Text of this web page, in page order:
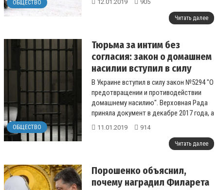
ОБЩЕСТВО 12.01.2019 905
Читать далее
ОБЩЕСТВО
Тюрьма за интим без
согласия: закон о домашнем
насилии вступил в силу
В Украине вступил в силу закон №5294 "О
предотвращении и противодействии
домашнему насилию". Верховная Рада
приняла документ в декабре 2017 года, а
с 11 января 2018 года ...
11.01.2019 914
Читать далее
Порошенко объяснил,
почему наградил Филарета